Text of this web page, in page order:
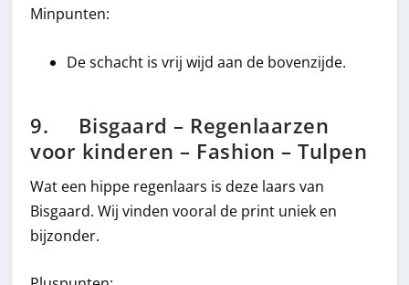
Minpunten:
De schacht is vrij wijd aan de bovenzijde.
9. Bisgaard – Regenlaarzen
voor kinderen – Fashion – Tulpen
Wat een hippe regenlaars is deze laars van
Bisgaard. Wij vinden vooral de print uniek en
bijzonder.